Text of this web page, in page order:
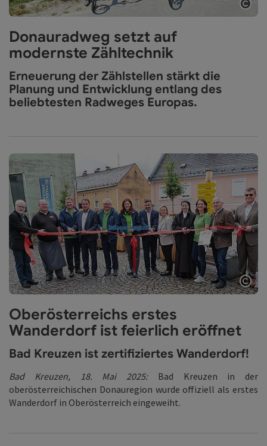
Donauradweg setzt auf
modernste Zähltechnik
Erneuerung der Zählstellen stärkt die
Planung und Entwicklung entlang des
beliebtesten Radweges Europas.
Oberösterreichs erstes
Wanderdorf ist feierlich eröffnet
Bad Kreuzen ist zertifiziertes Wanderdorf!
Bad Kreuzen, 18. Mai 2025: Bad Kreuzen in der
oberösterreichischen Donauregion wurde offiziell als erstes
Wanderdorf in Oberösterreich eingeweiht.